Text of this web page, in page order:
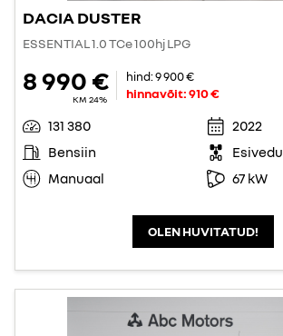
DACIA DUSTER
ESSENTIAL 1.0 TCe 100hj LPG
8 990 €
KM 24%
hind:9 900 €
hinnavõit:910 €
131 380
2022
Bensiin
Esivedu
Manuaal
67 kW
OLEN HUVITATUD!